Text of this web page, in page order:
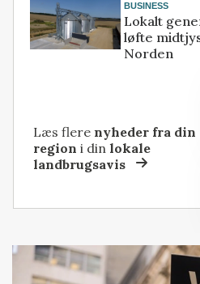
BUSINESS
Lokalt
løfte
Norden
Læs flere nyheder fra din
region i dinlokale
landbrugsavis